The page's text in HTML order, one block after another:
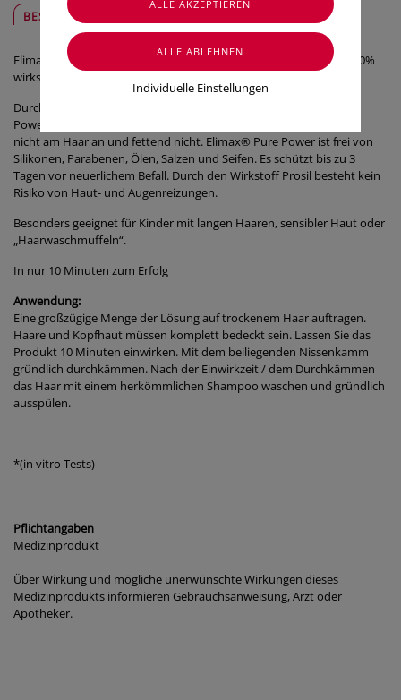
BESCHREIBUNG
Elimax® Pure Power fettet nicht, ist leicht auszuwaschen amp; 100%
wirksam*.
Durch den Wirkstoff Prosil erstickt und dehydriert Elimax® Pure
Power Läuse und Nissen. Im Vergleich zu Silikonen legt sich Prosil
nicht am Haar an und fettend nicht. Elimax® Pure Power ist frei von
Silikonen, Parabenen, Ölen, Salzen und Seifen. Es schützt bis zu 3
Tagen vor neuerlichem Befall. Durch den Wirkstoff Prosil besteht kein
Risiko von Haut- und Augenreizungen.
Besonders geeignet für Kinder mit langen Haaren, sensibler Haut oder
„Haarwaschmuffeln“.
In nur 10 Minuten zum Erfolg
Anwendung:
Eine großzügige Menge der Lösung auf trockenem Haar auftragen.
Haare und Kopfhaut müssen komplett bedeckt sein. Lassen Sie das
Produkt 10 Minuten einwirken. Mit dem beiliegenden Nissenkamm
gründlich durchkämmen. Nach der Einwirkzeit / dem Durchkämmen
das Haar mit einem herkömmlichen Shampoo waschen und gründlich
ausspülen.
*(in vitro Tests)
Pflichtangaben
Medizinprodukt
Über Wirkung und mögliche unerwünschte Wirkungen dieses
Medizinprodukts informieren Gebrauchsanweisung, Arzt oder
Apotheker.
Individuelle Einstellungen